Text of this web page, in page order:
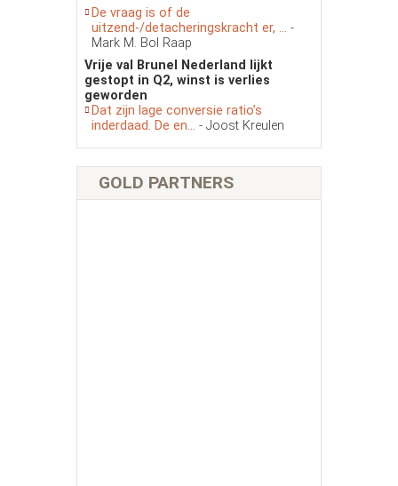
De vraag is of de
uitzend-/detacheringskracht er, ... -
Mark M. Bol Raap
Vrije val Brunel Nederland lijkt
gestopt in Q2, winst is verlies
geworden
Dat zijn lage conversie ratio’s
inderdaad. De en... - Joost Kreulen
GOLD PARTNERS